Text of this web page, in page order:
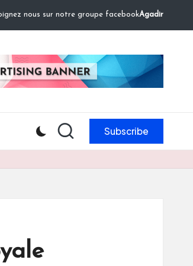
nous sur notre groupe facebookAgadir
Subscribe